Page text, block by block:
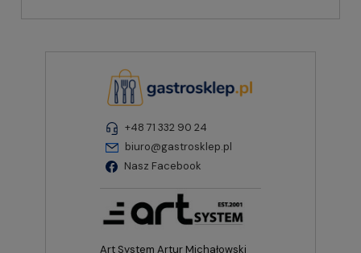
+48 71 332 90 24
biuro@gastrosklep.pl
Nasz Facebook
Art System Artur Michałowski